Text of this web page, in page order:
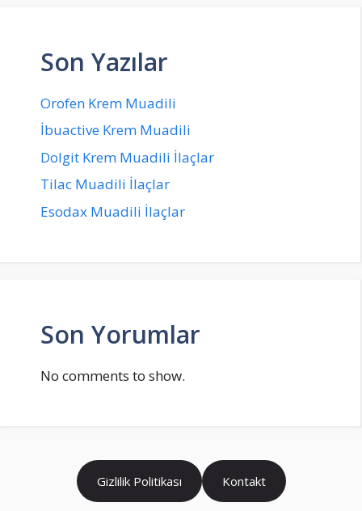
Son Yazılar
Orofen Krem Muadili
İbuactive Krem Muadili
Dolgit Krem Muadili İlaçlar
Tilac Muadili İlaçlar
Esodax Muadili İlaçlar
Son Yorumlar
No comments to show.
Gizlilik Politikası Kontakt